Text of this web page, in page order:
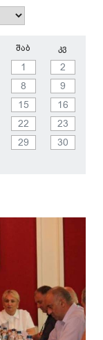
შაბ კვ
1
2
8
9
15
16
22
23
29
30